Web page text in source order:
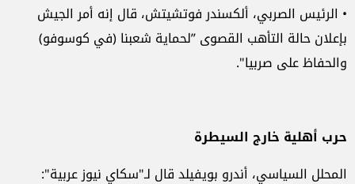
• الرئيس الصربي، ألكسندر فوتشيتش، قال إنه أمر الجيش
بإعلان حالة التأهب القصوى ”لحماية شعبنا (في كوسوفو)
والحفاظ على صربيا".
حرب أهلية خارج السيطرة
المحلل السياسي، أندرو بويفيلد قال لـ"سكاي نيوز عربية":